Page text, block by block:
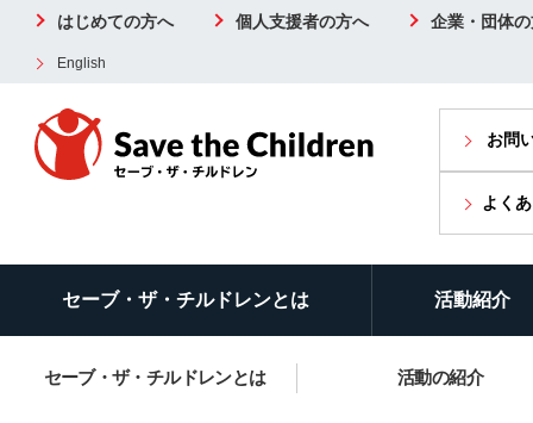
はじめての方へ 個人支援者の方へ 企業・団体
English
お問
よく
セーブ・ザ・チルドレンとは 活動紹介
セーブ・ザ・チルドレンとは 活動の紹介